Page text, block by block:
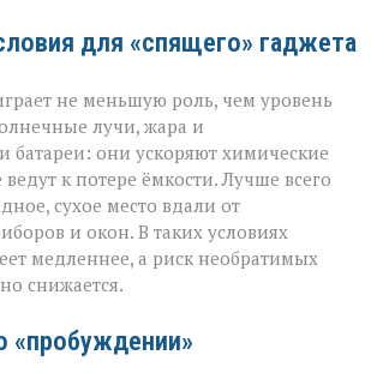
для «спящего» гаджета
не меньшую роль, чем уровень
лучи, жара и
батареи: они ускоряют химические
к потере ёмкости. Лучше всего
сухое место вдали от
и окон. В таких условиях
медленнее, а риск необратимых
снижается.
«пробуждении»